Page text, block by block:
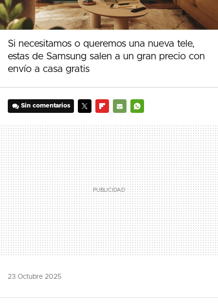
Si necesitamos o queremos una nueva tele,
estas de Samsung salen a un gran precio con
envío a casa gratis
Sin comentarios
MAIL
23 Octubre 2025